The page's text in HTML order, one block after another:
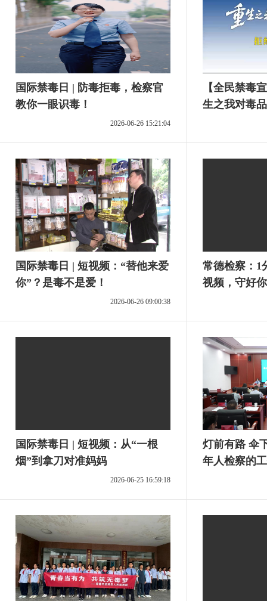
国际禁毒日 | 防毒拒毒，检察官
教你一眼识毒！
2026-06-26 15:21:04
【全民禁毒
生之我对毒
国际禁毒日 | 短视频：“替他来爱
你”？是毒不是爱！
2026-06-26 09:00:38
常德检察：1
视频，守好
国际禁毒日 | 短视频：从“一根
烟”到拿刀对准妈妈
2026-06-25 16:59:18
灯前有路 伞
年人检察的